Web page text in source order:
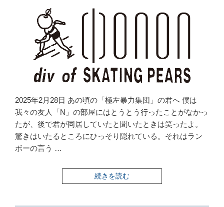
2025年2月28日 あの頃の「極左暴力集団」の君へ 僕は
我々の友人「N」の部屋にはとうとう行ったことがなかっ
たが、後で君が同居していたと聞いたときは笑ったよ。
驚きはいたるところにひっそり隠れている。それはラン
ボーの言う …
“騒
音
続きを読む